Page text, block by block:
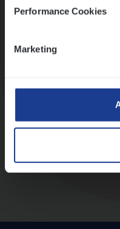
Performance Cookies
Marketing